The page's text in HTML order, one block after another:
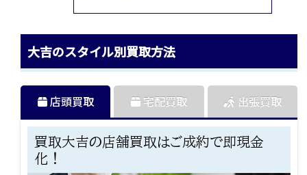
大吉のスタイル別買取方法
店頭買取
買取大吉の店舗買取はご成約で即現金
化！
宅配買取 出張買取